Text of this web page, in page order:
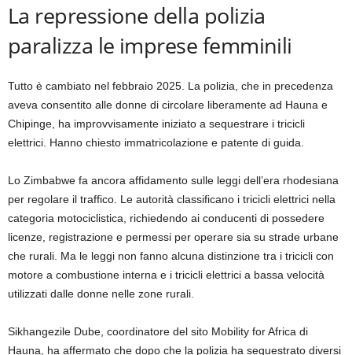
La repressione della polizia
paralizza le imprese femminili
Tutto è cambiato nel febbraio 2025. La polizia, che in precedenza
aveva consentito alle donne di circolare liberamente ad Hauna e
Chipinge, ha improvvisamente iniziato a sequestrare i tricicli
elettrici. Hanno chiesto immatricolazione e patente di guida.
Lo Zimbabwe fa ancora affidamento sulle leggi dell’era rhodesiana
per regolare il traffico. Le autorità classificano i tricicli elettrici nella
categoria motociclistica, richiedendo ai conducenti di possedere
licenze, registrazione e permessi per operare sia su strade urbane
che rurali. Ma le leggi non fanno alcuna distinzione tra i tricicli con
motore a combustione interna e i tricicli elettrici a bassa velocità
utilizzati dalle donne nelle zone rurali.
Sikhangezile Dube, coordinatore del sito Mobility for Africa di
Hauna, ha affermato che dopo che la polizia ha sequestrato diversi